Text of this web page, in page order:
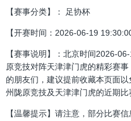
【赛事分类】： 足协杯
【开赛时间：2026-06-19
【赛事说明】：北京时间2026-
原竞技对阵天津津门虎的精彩赛
的朋友们，建议提前收藏本页面
州陇原竞技及天津津门虎的近期比
【温馨提示】请注意，部分比赛